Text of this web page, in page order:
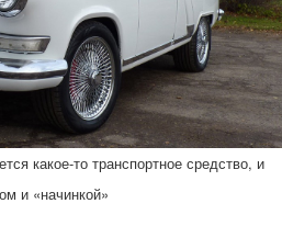
какое-то транспортное средство, и
и «начинкой»